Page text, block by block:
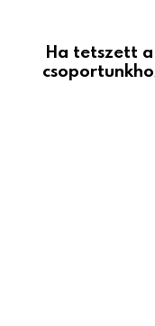
Ha tetszett